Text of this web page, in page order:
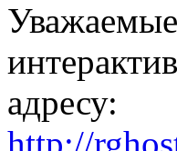
адресу: